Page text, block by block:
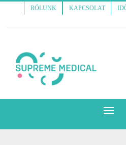
RÓLUNK KAPCSOLAT